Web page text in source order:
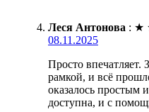
Леся Антонова : ★
08.11.2025
Просто впечатляет.
рамкой, и всё
оказалось простым
доступна, и с